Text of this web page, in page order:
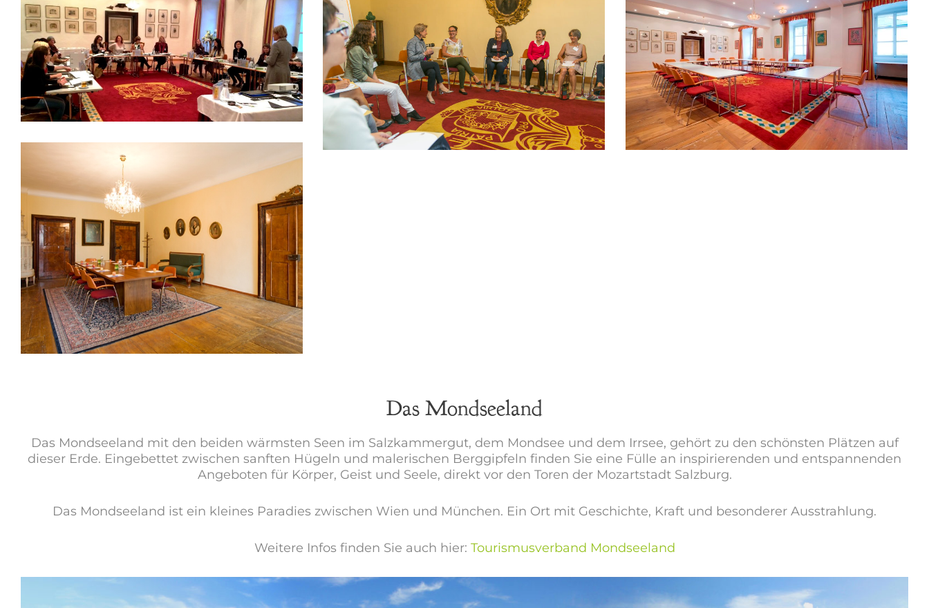
Das Mondseeland
Das Mondseeland mit den beiden wärmsten Seen im Salzkammergut, dem Mondsee und dem Irrsee, gehört zu den schönsten Plätzen auf
dieser Erde. Eingebettet zwischen sanften Hügeln und malerischen Berggipfeln finden Sie eine Fülle an inspirierenden und entspannenden
Angeboten für Körper, Geist und Seele, direkt vor den Toren der Mozartstadt Salzburg.
Das Mondseeland ist ein kleines Paradies zwischen Wien und München. Ein Ort mit Geschichte, Kraft und besonderer Ausstrahlung.
Weitere Infos finden Sie auch hier: Tourismusverband Mondseeland